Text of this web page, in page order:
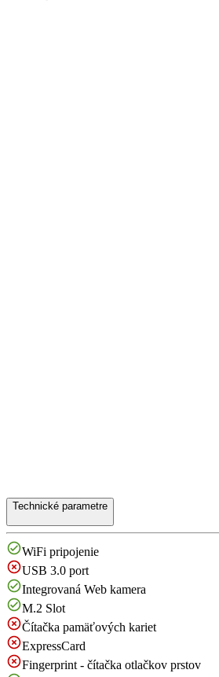
Technické parametre
WiFi pripojenie
USB 3.0 port
Integrovaná Web kamera
M.2 Slot
Čítačka pamäťových kariet
ExpressCard
Fingerprint - čítačka otlačkov prstov